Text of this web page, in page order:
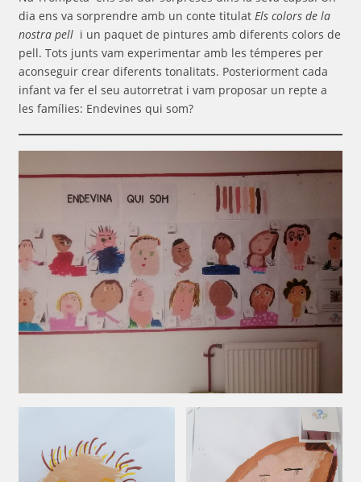
dia ens va sorprendre amb un conte titulat Els colors de la
nostra pell i un paquet de pintures amb diferents colors de
pell. Tots junts vam experimentar amb les témperes per
aconseguir crear diferents tonalitats. Posteriorment cada
infant va fer el seu autorretrat i vam proposar un repte a
les famílies: Endevines qui som?